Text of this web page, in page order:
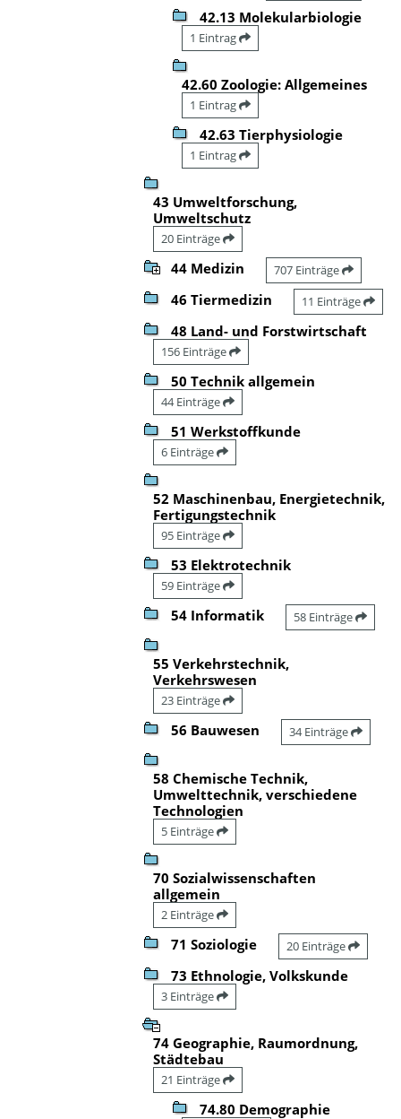
42.13 Molekularbiologie
1 Eintrag
42.60 Zoologie: Allgemeines
1 Eintrag
42.63 Tierphysiologie
1 Eintrag
43 Umweltforschung,
Umweltschutz
20 Einträge
44 Medizin 707 Einträge
46 Tiermedizin 11 Einträge
48 Land- und Forstwirtschaft
156 Einträge
50 Technik allgemein
44 Einträge
51 Werkstoffkunde
6 Einträge
52 Maschinenbau, Energietechnik,
Fertigungstechnik
95 Einträge
53 Elektrotechnik
59 Einträge
54 Informatik 58 Einträge
55 Verkehrstechnik,
Verkehrswesen
23 Einträge
56 Bauwesen 34 Einträge
58 Chemische Technik,
Umwelttechnik, verschiedene
Technologien
5 Einträge
70 Sozialwissenschaften
allgemein
2 Einträge
71 Soziologie 20 Einträge
73 Ethnologie, Volkskunde
3 Einträge
74 Geographie, Raumordnung,
Städtebau
21 Einträge
74.80 Demographie